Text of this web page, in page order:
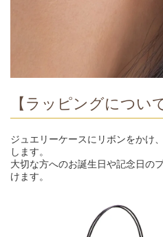
【ラッピングについ
ジュエリーケースにリボンをかけ
します。
大切な方へのお誕生日や記念日の
けます。